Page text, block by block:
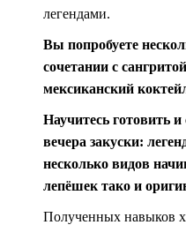
легендами.
Вы попробуете
сочетании с
мексиканский
Научитесь готовить
вечера закуски:
несколько видов
лепёшек тако и
Полученных навыков